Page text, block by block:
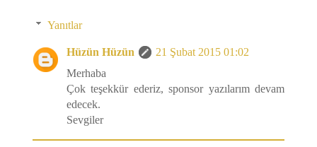
Yanıtlar
Hüzün Hüzün
21 Şubat 2015 01:02
Merhaba
Çok teşekkür ederiz, sponsor yazılarım devam
edecek.
Sevgiler